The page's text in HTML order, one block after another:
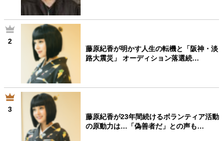
2
藤原紀香が明かす人生の転機と「阪神・淡
路大震災」 オーディション落選続…
3
藤原紀香が23年間続けるボランティア活動
の原動力は…「偽善者だ」との声も…